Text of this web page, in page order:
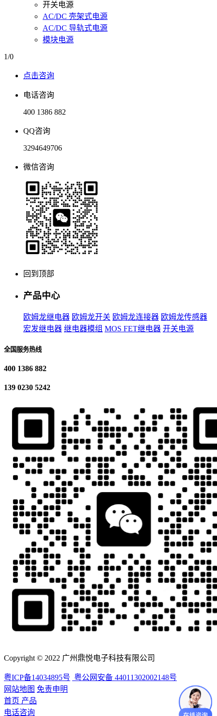
开关电源
AC/DC 壳架式电源
AC/DC 导轨式电源
模块电源
1/0
点击咨询
电话咨询
400 1386 882
QQ咨询
3294649706
微信咨询
回到顶部
产品中心
欧姆龙继电器 欧姆龙开关 欧姆龙连接器 欧姆龙传感器
宏发继电器 继电器模组 MOS FET继电器 开关电源
全国服务热线
400 1386 882
139 0230 5242
Copyright © 2022 广州鼎悦电子科技有限公司
粤ICP备14034895号 粤公网安备 44011302002148号
网站地图 免责申明
首页 产品
电话咨询